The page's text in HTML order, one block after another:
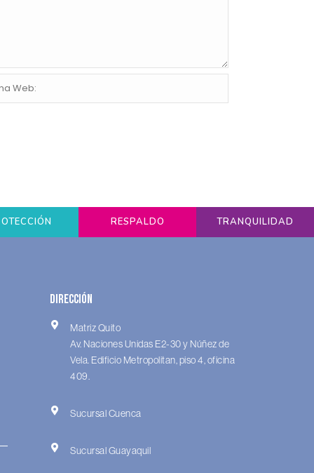
RESPALDO TRANQUILIDAD
Dirección
Matriz Quito
Av. Naciones Unidas E2-30 y Núñez de
Vela. Edificio Metropolitan, piso 4, oficina
409.
Sucursal Cuenca
Sucursal Guayaquil